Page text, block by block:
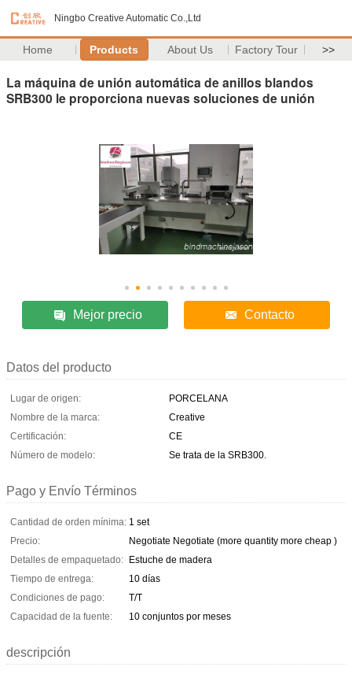
Ningbo Creative Automatic Co.,Ltd
Home Products About Us Factory Tour >>
La máquina de unión automática de anillos blandos
SRB300 le proporciona nuevas soluciones de unión
Mejor precio Contacto
Datos del producto
Lugar de origen:
PORCELANA
Nombre de la marca:
Creative
Certificación:
CE
Número de modelo:
Se trata de la SRB300.
Pago y Envío Términos
Cantidad de orden mínima: 1 set
Precio:
Negotiate Negotiate (more quantity more cheap )
Detalles de empaquetado: Estuche de madera
Tiempo de entrega:
10 días
Condiciones de pago:
T/T
Capacidad de la fuente:
10 conjuntos por meses
descripción